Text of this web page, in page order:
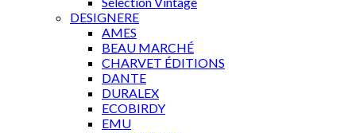
DESIGNERE
AMES
BEAU MARCHÉ
CHARVET ÉDITIONS
DANTE
DURALEX
ECOBIRDY
EMU